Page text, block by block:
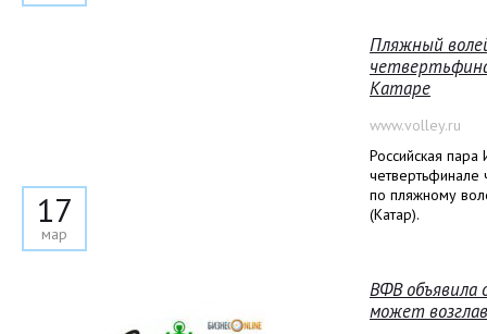
17
мар
Пляжный
Катаре
www.volley.ru
Российская пара
четвертьфинале
по пляжному
(Катар).
ВФВ объявила
может